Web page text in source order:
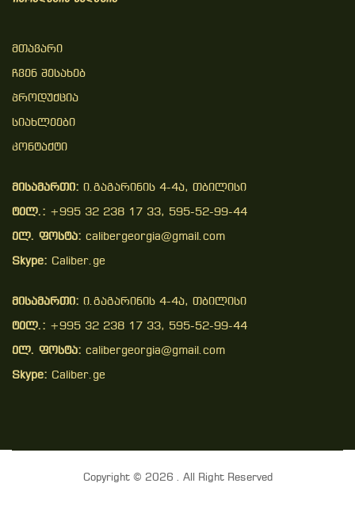
Მთავარი
Ჩვენ Შესახებ
Პროდუქცია
Სიახლეები
Კონტაქტი
მისამართი: ი.გაგარინის 4-4ა, თბილისი
ტელ.: +995 32 238 17 33, 595-52-99-44
ელ. ფოსტა: calibergeorgia@gmail.com
Skype: Caliber.ge
მისამართი: ი.გაგარინის 4-4ა, თბილისი
ტელ.: +995 32 238 17 33, 595-52-99-44
ელ. ფოსტა: calibergeorgia@gmail.com
Skype: Caliber.ge
Copyright © 2026 . All Right Reserved